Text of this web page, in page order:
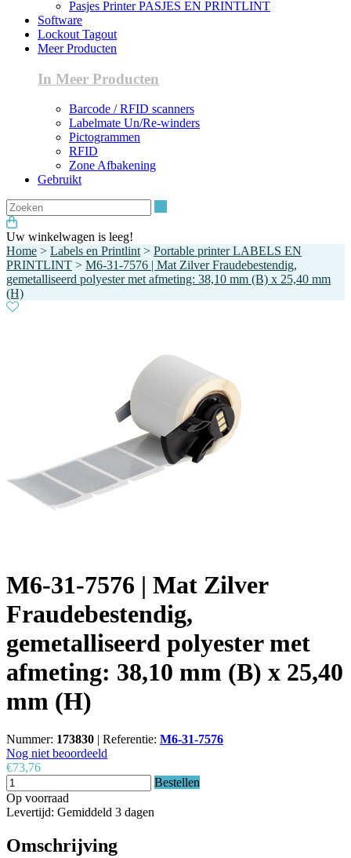
Pasjes Printer PASJES EN PRINTLINT
Software
Lockout Tagout
Meer Producten
In Meer Producten
Barcode / RFID scanners
Labelmate Un/Re-winders
Pictogrammen
RFID
Zone Afbakening
Gebruikt
Uw winkelwagen is leeg!
Home > Labels en Printlint > Portable printer LABELS EN
PRINTLINT > M6-31-7576 | Mat Zilver Fraudebestendig,
gemetalliseerd polyester met afmeting: 38,10 mm (B) x 25,40 mm
(H)
M6-31-7576 | Mat Zilver
Fraudebestendig,
gemetalliseerd polyester met
afmeting: 38,10 mm (B) x 25,40
mm (H)
Nummer: 173830 | Referentie: M6-31-7576
Nog niet beoordeeld
€73,76
Bestellen
Op voorraad
Levertijd: Gemiddeld 3 dagen
Omschrijving